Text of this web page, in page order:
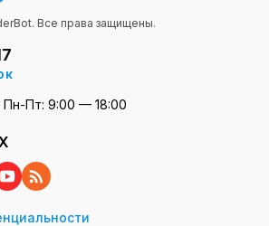
Все права защищены.
Пт: 9:00 — 18:00